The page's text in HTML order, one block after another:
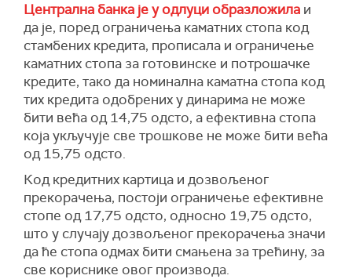
Централна банка је у одлуци образложила и
да је, поред ограничења каматних стопа код
стамбених кредита, прописала и ограничење
каматних стопа за готовинске и потрошачке
кредите, тако да номинална каматна стопа код
тих кредита одобрених у динарима не може
бити већа од 14,75 одсто, а ефективна стопа
која укључује све трошкове не може бити већа
од 15,75 одсто.
Код кредитних картица и дозвољеног
прекорачења, постоји ограничење ефективне
стопе од 17,75 одсто, односно 19,75 одсто,
што у случају дозвољеног прекорачења значи
да ће стопа одмах бити смањена за трећину, за
све кориснике овог производа.